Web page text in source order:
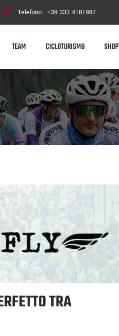
Telefono: +39 333 4181987
TEAM CICLOTURISMO SHOP
TRA